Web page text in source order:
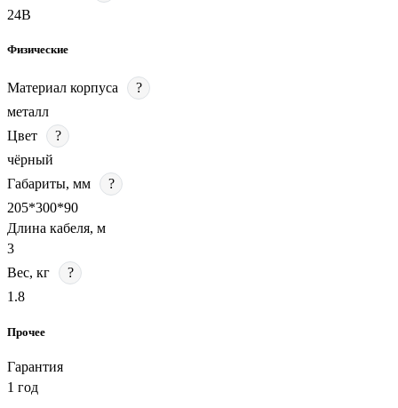
24В
Физические
Материал корпуса
?
металл
Цвет
?
чёрный
Габариты, мм
?
205*300*90
Длина кабеля, м
3
Вес, кг
?
1.8
Прочее
Гарантия
1 год